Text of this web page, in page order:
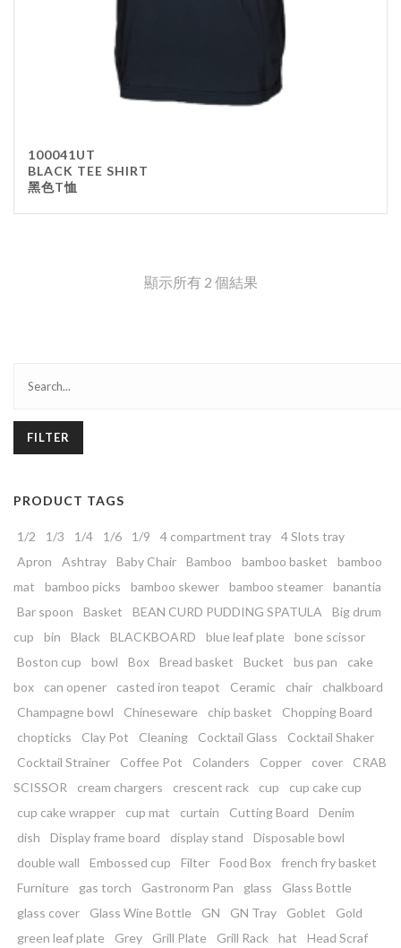
100041UT
BLACK TEE SHIRT
黑色T恤
顯示所有 2 個結果
FILTER
PRODUCT TAGS
1/2 1/3 1/4 1/6 1/9 4 compartment tray
4 Slots tray
Apron
Ashtray Baby Chair Bamboo bamboo basket
bamboo
mat
bamboo picks bamboo skewer bamboo steamer
banantia
Bar spoon
Basket BEAN CURD PUDDING SPATULA
Big drum
cup
bin Black BLACKBOARD blue leaf plate
bone scissor
Boston cup
bowl Box Bread basket Bucket bus pan
cake
box
can opener casted iron teapot Ceramic chair
chalkboard
Champagne bowl
Chineseware chip basket
Chopping Board
chopticks
Clay Pot Cleaning Cocktail Glass
Cocktail Shaker
Cocktail Strainer
Coffee Pot Colanders Copper cover
CRAB
SCISSOR
cream chargers crescent rack cup
cup cake cup
cup cake wrapper
cup mat curtain Cutting Board
Denim
dish
Display frame board display stand
Disposable bowl
double wall
Embossed cup Filter Food Box
french fry basket
Furniture
gas torch Gastronorm Pan glass
Glass Bottle
glass cover
Glass Wine Bottle GN GN Tray Goblet
Gold
green leaf plate
Grey Grill Plate Grill Rack hat Head Scraf